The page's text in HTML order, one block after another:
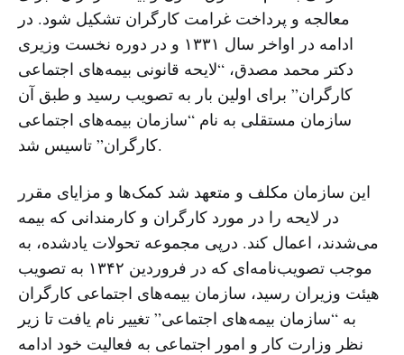
معالجه و پرداخت غرامت کارگران تشکیل شود. در
ادامه در اواخر سال ١۳۳١ و در دوره نخست وزیری
دکتر محمد مصدق، “لایحه قانونی بیمه‌های اجتماعی
کارگران” برای اولین بار به تصویب رسید و طبق آن
سازمان مستقلی به نام “سازمان بیمه‌های اجتماعی
کارگران” تاسیس شد.
این سازمان مکلف و متعهد شد کمک‌ها و مزایای مقرر
در لایحه را در مورد کارگران و کارمندانی که بیمه
می‌شدند، اعمال کند. درپی مجموعه تحولات یادشده، به
موجب تصویب‌نامه‌ای که در فروردین ١۳۴٢ به تصویب
هیئت وزیران رسید، سازمان بیمه‌های اجتماعی کارگران
به “سازمان بیمه‌های اجتماعی” تغییر نام یافت تا زیر
نظر وزارت کار و امور اجتماعی به فعالیت خود ادامه